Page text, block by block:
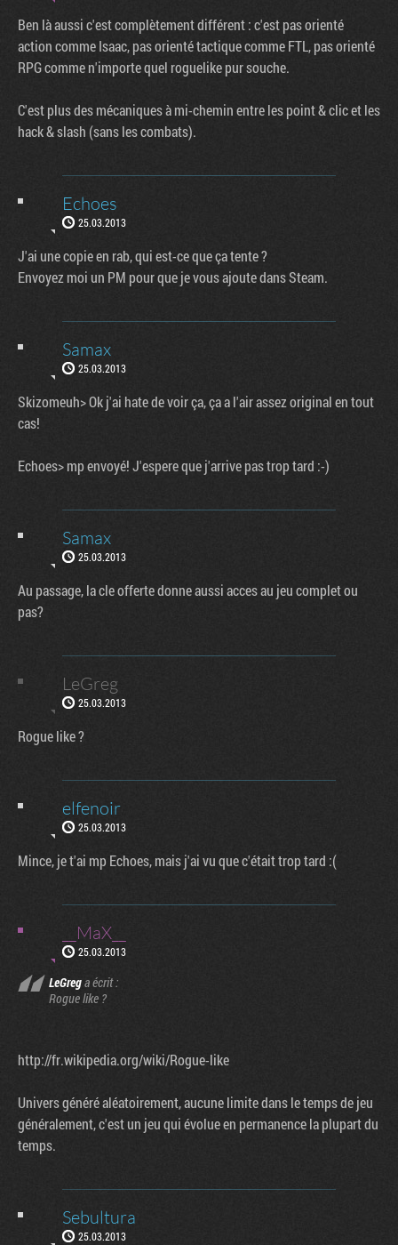
Ben là aussi c'est complètement différent : c'est pas orienté
action comme Isaac, pas orienté tactique comme FTL, pas orienté
RPG comme n'importe quel roguelike pur souche.
C'est plus des mécaniques à mi-chemin entre les point & clic et les
hack & slash (sans les combats).
Echoes
25.03.2013
J'ai une copie en rab, qui est-ce que ça tente ?
Envoyez moi un PM pour que je vous ajoute dans Steam.
Samax
25.03.2013
Skizomeuh> Ok j'ai hate de voir ça, ça a l'air assez original en tout
cas!
Echoes> mp envoyé! J'espere que j'arrive pas trop tard :-)
Samax
25.03.2013
Au passage, la cle offerte donne aussi acces au jeu complet ou
pas?
LeGreg
25.03.2013
Rogue like ?
elfenoir
25.03.2013
Mince, je t'ai mp Echoes, mais j'ai vu que c'était trop tard :(
__MaX__
25.03.2013
LeGrega écrit :
Rogue like ?
http://fr.wikipedia.org/wiki/Rogue-like
Univers généré aléatoirement, aucune limite dans le temps de jeu
généralement, c'est un jeu qui évolue en permanence la plupart du
temps.
Sebultura
25.03.2013